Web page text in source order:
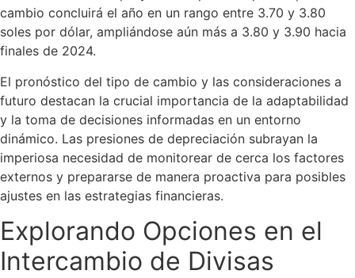
cambio concluirá el año en un rango entre 3.70 y 3.80
soles por dólar, ampliándose aún más a 3.80 y 3.90 hacia
finales de 2024.
El pronóstico del tipo de cambio y las consideraciones a
futuro destacan la crucial importancia de la adaptabilidad
y la toma de decisiones informadas en un entorno
dinámico. Las presiones de depreciación subrayan la
imperiosa necesidad de monitorear de cerca los factores
externos y prepararse de manera proactiva para posibles
ajustes en las estrategias financieras.
Explorando Opciones en el
Intercambio de Divisas